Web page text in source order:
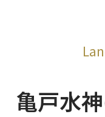
亀戸水